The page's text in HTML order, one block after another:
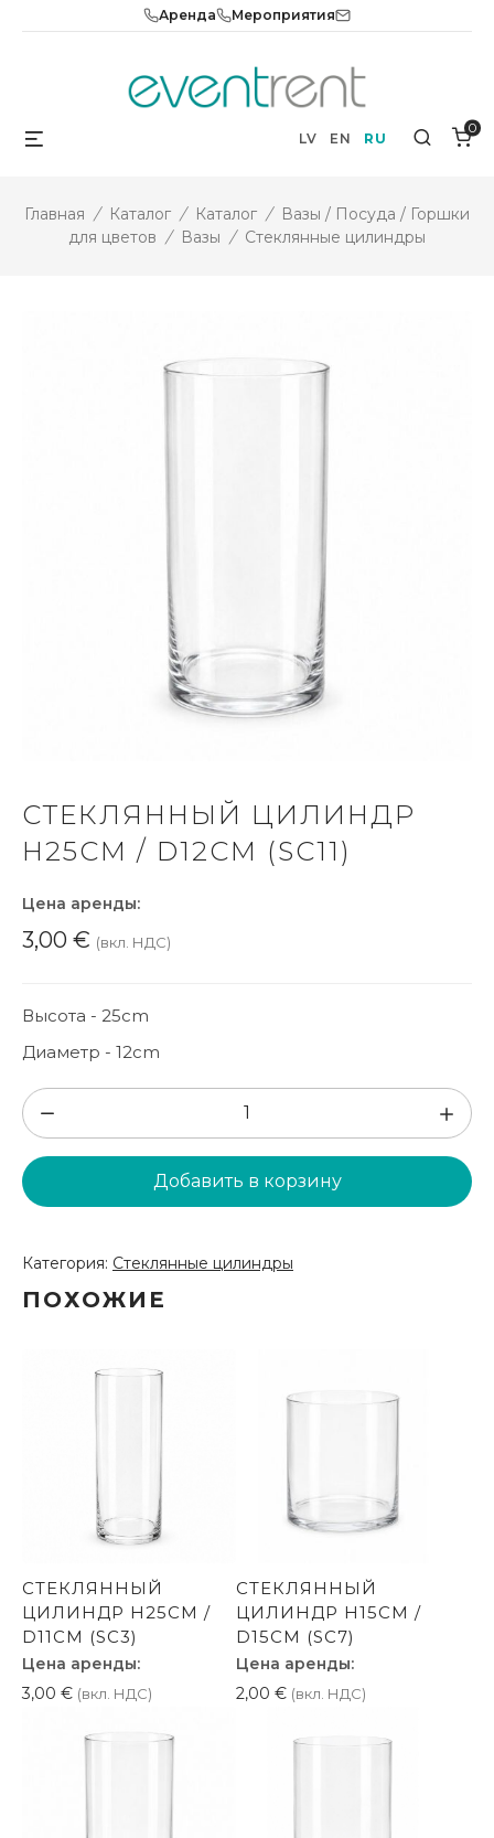
Аренда Мероприятия
LV EN RU Search
0
Главная / Каталог / Каталог / Вазы / Посуда / Горшки
для цветов / Вазы / Стеклянные цилиндры
СТЕКЛЯННЫЙ ЦИЛИНДР
H25СМ / D12СМ (SC11)
Цена аренды:
3,00 € (вкл. НДС)
Высота - 25cm
Диаметр - 12cm
Количество
товара
Стеклянный
цилиндр
/
D12см
Добавить в корзину
Категория: Стеклянные цилиндры
ПОХОЖИЕ
СТЕКЛЯННЫЙ
ЦИЛИНДР H25СМ /
D11СМ (SC3)
Цена аренды:
3,00 € (вкл. НДС)
СТЕКЛЯННЫЙ
ЦИЛИНДР H15СМ /
D15СМ (SC7)
Цена аренды:
2,00 € (вкл. НДС)